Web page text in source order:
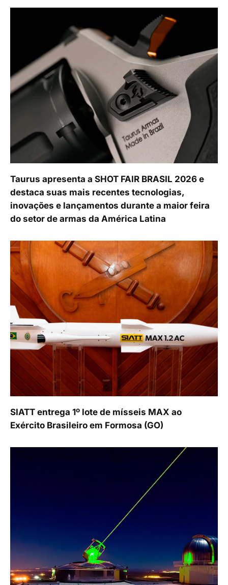
Taurus apresenta a SHOT FAIR BRASIL 2026 e
destaca suas mais recentes tecnologias,
inovações e lançamentos durante a maior feira
do setor de armas da América Latina
SIATT entrega 1º lote de mísseis MAX ao
Exército Brasileiro em Formosa (GO)